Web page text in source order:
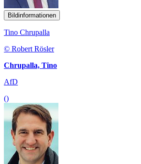
Bildinformationen
Tino Chrupalla
© Robert Rösler
Chrupalla, Tino
AfD
()